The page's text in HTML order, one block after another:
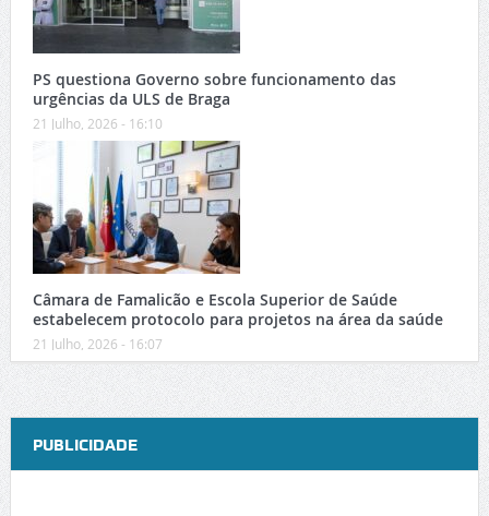
PS questiona Governo sobre funcionamento das
urgências da ULS de Braga
21 Julho, 2026 - 16:10
Câmara de Famalicão e Escola Superior de Saúde
estabelecem protocolo para projetos na área da saúde
21 Julho, 2026 - 16:07
PUBLICIDADE